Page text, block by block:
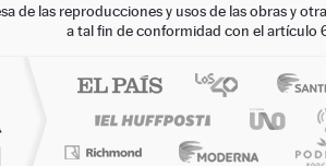
de las reproducciones y usos de las obras y
a tal fin de conformidad con el artículo